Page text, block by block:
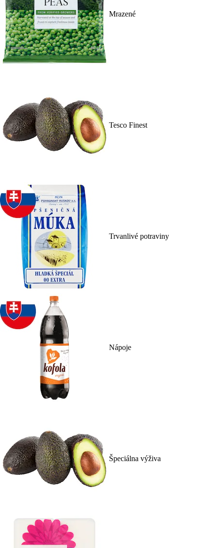
Mrazené
Tesco Finest
Trvanlivé potraviny
Nápoje
Špeciálna výživa